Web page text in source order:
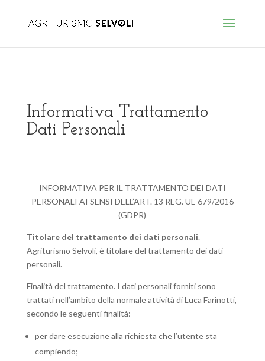
Informativa Trattamento
Dati Personali
INFORMATIVA PER IL TRATTAMENTO DEI DATI
PERSONALI AI SENSI DELL’ART. 13 REG. UE 679/2016
(GDPR)
Titolare del trattamento dei dati personali.
Agriturismo Selvoli, è titolare del trattamento dei dati
personali.
Finalità del trattamento. I dati personali forniti sono
trattati nell’ambito della normale attività di Luca Farinotti,
secondo le seguenti finalità:
per dare esecuzione alla richiesta che l’utente sta
compiendo;